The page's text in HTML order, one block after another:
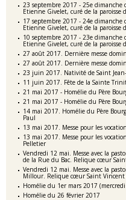
23 septembre 2017 - 25e
Etienne Givelet, curé de la paroisse
17 septembre 2017 - 24e
Etienne Givelet, curé de la paroisse
10 septembre 2017 - 23e
Etienne Givelet, curé de la paroisse
27 août 2017. Dernière messe
27 août 2017. Dernière messe
23 juin 2017. Nativité de Saint
11 juin 2017. Fête de la Sainte
21 mai 2017 - Homélie du Père
21 mai 2017 - Homélie du Père
14 mai 2017. Homélie du Père
Paul
13 mai 2017. Messe pour les
13 mai 2017. Messe pour les
Pelletier
Vendredi 12 mai. Messe avec la
de la Rue du Bac. Relique cœur
Vendredi 12 mai. Messe avec la
Millour. Relique cœur Saint Vincent
Homélie du 1er mars 2017 (mercredi
Homélie du 26 février 2017